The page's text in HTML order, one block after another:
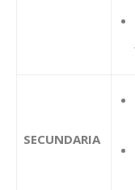
SECUNDARIA